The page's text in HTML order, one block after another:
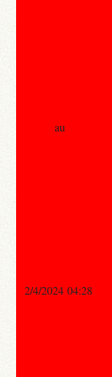
au
2/4/2024 04:28